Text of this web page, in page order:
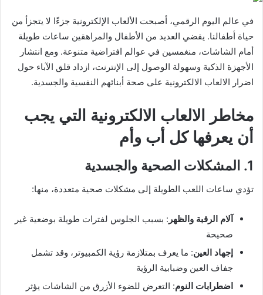
في عالم اليوم الرقمي، أصبحت الألعاب الإلكترونية جزءًا لا يتجزأ من
حياة أطفالنا. يقضي العديد من الأطفال والمراهقين ساعات طويلة
أمام الشاشات، منغمسين في عوالم افتراضية متنوعة. ومع انتشار
الأجهزة الذكية وسهولة الوصول إلى الإنترنت، ازداد قلق الآباء حول
اضرار الالعاب الالكترونية على صحة أبنائهم النفسية والجسدية.
مخاطر الالعاب الالكترونية التي يجب
أن يعرفها كل أب وأم
1. المشكلات الصحية والجسدية
تؤدي ساعات اللعب الطويلة إلى مشكلات صحية متعددة، منها:
آلام الرقبة والظهر : بسبب الجلوس لفترات طويلة بوضعية غير
صحيحة
إجهاد العين: ما يعرف بمتلازمة رؤية الكمبيوتر، وقد تشمل
جفاف العين وضبابية الرؤية
اضطرابات النوم: التعرض للضوء الأزرق من الشاشات يؤثر